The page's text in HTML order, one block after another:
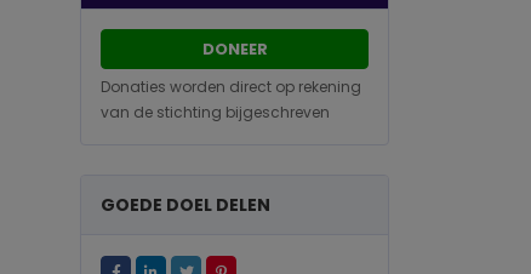
DONEER
Donaties worden direct op rekening
van de stichting bijgeschreven
GOEDE DOEL DELEN